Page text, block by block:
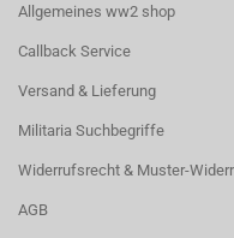
Allgemeines ww2 shop
Callback Service
Versand & Lieferung
Militaria Suchbegriffe
Widerrufsrecht & Muster-
AGB